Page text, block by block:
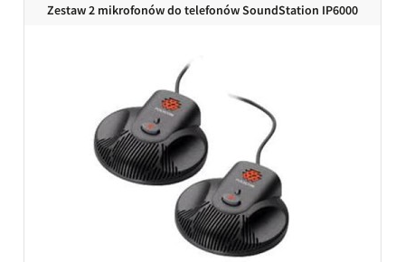
Zestaw 2 mikrofonów do telefonów SoundStation IP6000